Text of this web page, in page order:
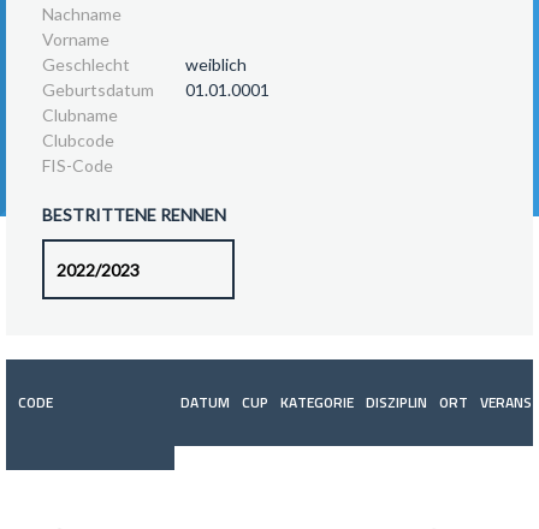
Nachname
Vorname
Geschlecht
weiblich
Geburtsdatum
01.01.0001
Clubname
Clubcode
FIS-Code
BESTRITTENE RENNEN
CODE DATUM CUP KATEGORIE DISZIPLIN ORT